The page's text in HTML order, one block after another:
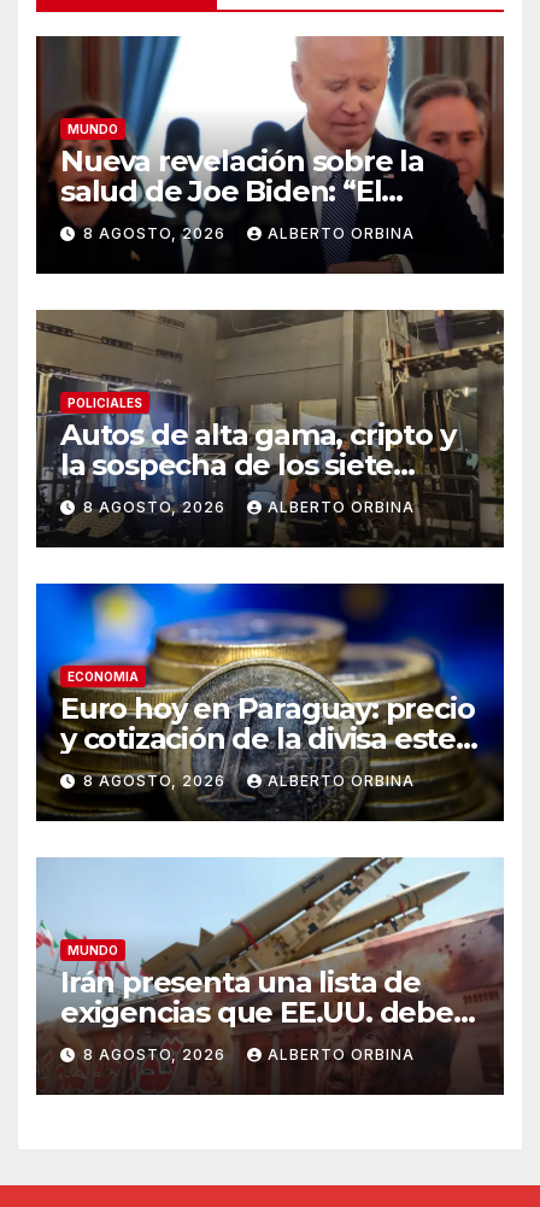
MUNDO
Nueva revelación sobre la
salud de Joe Biden: “El
cáncer se extendió, es muy
doloroso y debilitante”
8 AGOSTO, 2026 ALBERTO ORBINA
POLICIALES
Autos de alta gama, cripto y
la sospecha de los siete
gimnasios en un año: las
pistas detrás de la banda
acusada de lavar dinero
narco en Chaco
8 AGOSTO, 2026 ALBERTO ORBINA
ECONOMIA
Euro hoy en Paraguay: precio
y cotización de la divisa este
sábado 8 de agosto de 2026
8 AGOSTO, 2026 ALBERTO ORBINA
MUNDO
Irán presenta una lista de
exigencias que EE.UU. debe
cumplir para la reapertura de
Ormuz
8 AGOSTO, 2026 ALBERTO ORBINA